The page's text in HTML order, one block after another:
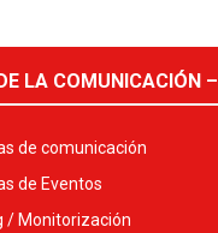
LA COMUNICACIÓN –
de comunicación
de Eventos
/ Monitorización